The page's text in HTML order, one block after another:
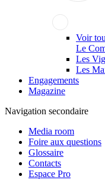
Voir
Le
Les
Les
Engagements
Magazine
Navigation secondaire
Media room
Foire aux questions
Glossaire
Contacts
Espace Pro